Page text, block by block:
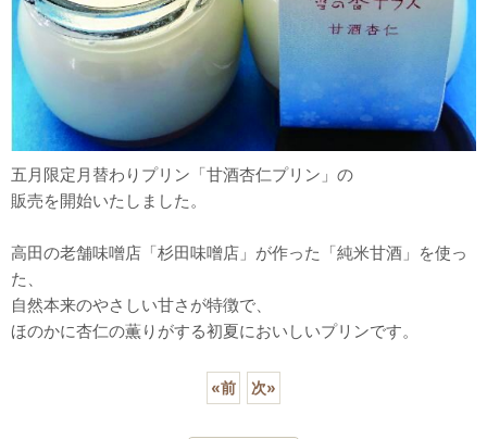
五月限定月替わりプリン「甘酒杏仁プリン」の
販売を開始いたしました。
高田の老舗味噌店「杉田味噌店」が作った「純米甘酒」を使っ
た、
自然本来のやさしい甘さが特徴で、
ほのかに杏仁の薫りがする初夏においしいプリンです。
«前 次»